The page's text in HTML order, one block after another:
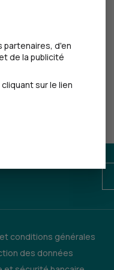
conditions générales
des données
partenaires, d'en
de la publicité
sur le lien